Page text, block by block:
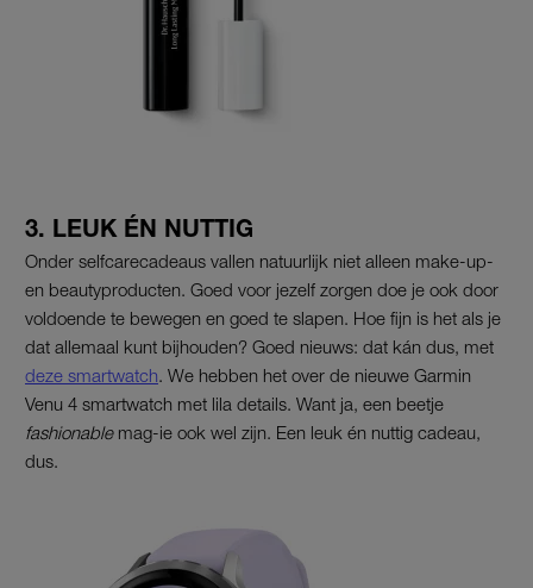
3. LEUK ÉN NUTTIG
Onder selfcarecadeaus vallen natuurlijk niet alleen make-up-
en beautyproducten. Goed voor jezelf zorgen doe je ook door
voldoende te bewegen en goed te slapen. Hoe fijn is het als je
dat allemaal kunt bijhouden? Goed nieuws: dat kán dus, met
deze smartwatch. We hebben het over de nieuwe Garmin
Venu 4 smartwatch met lila details. Want ja, een beetje
fashionablemag-ie ook wel zijn. Een leuk én nuttig cadeau,
dus.